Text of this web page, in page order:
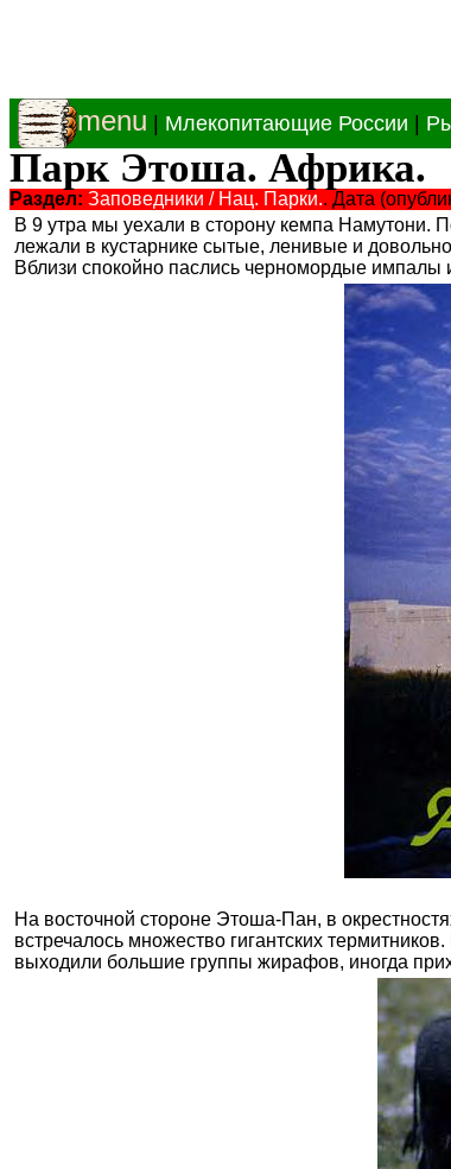
menu Млекопитающие России
Парк Этоша. Африка.
Раздел: Заповедники / Нац. Парки.. Дата
В 9 утра мы уехали в сторону кемпа Намутони.
лежали в кустарнике сытые, ленивые и
Вблизи спокойно паслись черномордые импалы
На восточной стороне Этоша-Пан, в
встречалось множество гигантских
выходили большие группы жирафов, иногда